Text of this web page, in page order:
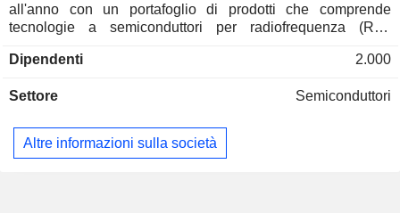
all'anno con un portafoglio di prodotti che comprende
tecnologie a semiconduttori per radiofrequenza (RF),
è specializzata nella progettazione di circuiti applicativi,
semiconduttori composti (tra cui arseniuro di gallio (GaAs),
specializzato), nel packaging avanzato e nell'assemblaggio
e collaudo back-end. Offre un ampio portafoglio di dispositivi
Dipendenti 2.000
Settore Semiconduttori
Altre informazioni sulla società